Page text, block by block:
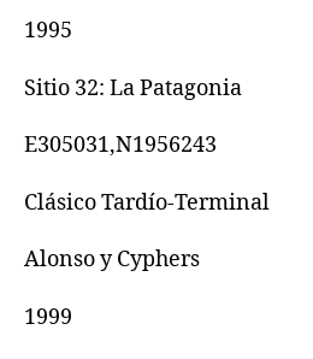
1995
Sitio 32: La Patagonia
E305031,N1956243
Clásico Tardío-Terminal
Alonso y Cyphers
1999